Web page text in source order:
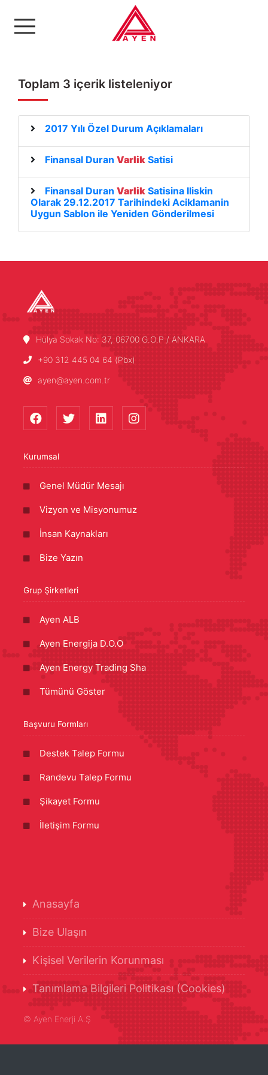
Ayen Enerji A.Ş
Toplam 3 içerik listeleniyor
2017 Yılı Özel Durum Açıklamaları
Finansal Duran Varlik Satisi
Finansal Duran Varlik Satisina Iliskin
Olarak 29.12.2017 Tarihindeki Aciklamanin
Uygun Sablon ile Yeniden Gönderilmesi
Hülya Sokak No: 37, 06700 G.O.P / ANKARA
+90 312 445 04 64 (Pbx)
ayen@ayen.com.tr
Kurumsal
Genel Müdür Mesajı
Vizyon ve Misyonumuz
İnsan Kaynakları
Bize Yazın
Grup Şirketleri
Ayen ALB
Ayen Energija D.O.O
Ayen Energy Trading Sha
Tümünü Göster
Başvuru Formları
Destek Talep Formu
Randevu Talep Formu
Şikayet Formu
İletişim Formu
Anasayfa
Bize Ulaşın
Kişisel Verilerin Korunması
Tanımlama Bilgileri Politikası (Cookies)
© Ayen Enerji A.Ş